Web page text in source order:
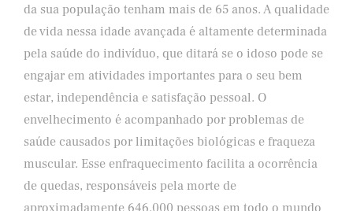
da sua população tenham mais de 65 anos. A qualidade
de vida nessa idade avançada é altamente determinada
pela saúde do indivíduo, que ditará se o idoso pode se
engajar em atividades importantes para o seu bem
estar, independência e satisfação pessoal. O
envelhecimento é acompanhado por problemas de
saúde causados por limitações biológicas e fraqueza
muscular. Esse enfraquecimento facilita a ocorrência
de quedas, responsáveis pela morte de
aproximadamente 646.000 pessoas em todo o mundo